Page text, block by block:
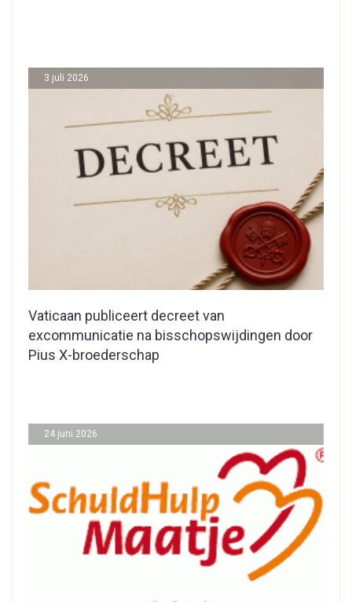
Vaticaan publiceert decreet van
excommunicatie na bisschopswijdingen door
Pius X-broederschap
3 juli 2026
24 juni 2026